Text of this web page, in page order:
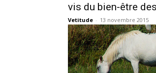
vis du bien-être
Vetitude - 13 novembre 2015